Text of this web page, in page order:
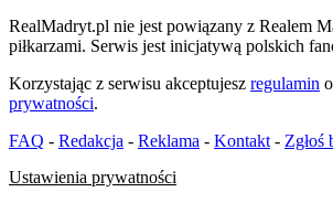
RealMadryt.pl nie jest powiązany z Realem
piłkarzami. Serwis jest inicjatywą polskich
Korzystając z serwisu akceptujesz regulamin
prywatności.
FAQ - Redakcja - Reklama - Kontakt - Zgłoś
Ustawienia prywatności